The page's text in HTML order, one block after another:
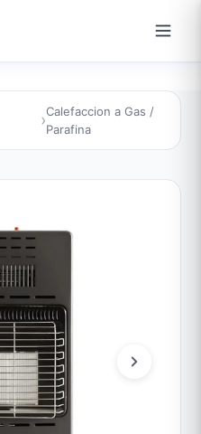
›Calefaccion a Gas /
Parafina